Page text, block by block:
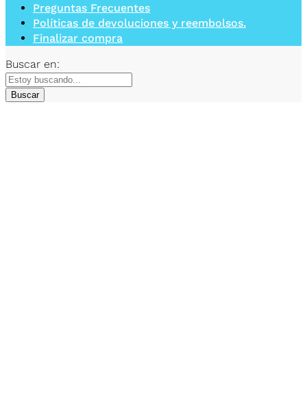
Preguntas Frecuentes
Políticas de devoluciones y reembolsos.
Finalizar compra
Buscar en:
Buscar